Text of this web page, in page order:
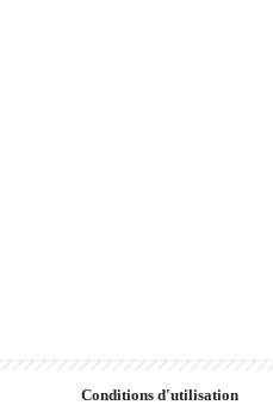
Conditions d'utilisation